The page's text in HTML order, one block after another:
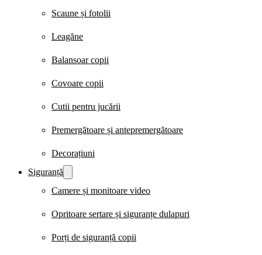
Scaune și fotolii
Leagăne
Balansoar copii
Covoare copii
Cutii pentru jucării
Premergătoare și antepremergătoare
Decorațiuni
Siguranță
Camere și monitoare video
Opritoare sertare și siguranțe dulapuri
Porți de siguranță copii